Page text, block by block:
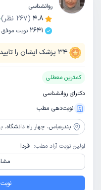
روانشناسی
4.8
(
267 نظر)
2641 نوبت موفق
34 پزشک ایشان را
کمترین معطلی
دکترای روانشناسی
نوبت‌دهی مطب
بندرعباس، چهار راه دانشگاه، به سمت
اولین نوبت آزاد مطب: فردا